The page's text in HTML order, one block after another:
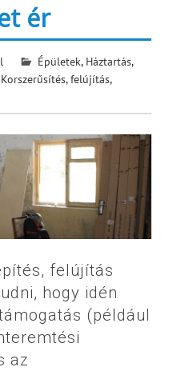
ér
Épületek, Háztartás,
Korszerűsítés, felújítás,
felújítás
hogy idén
(például
az